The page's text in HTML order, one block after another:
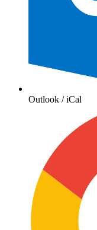
Outlook / iCal